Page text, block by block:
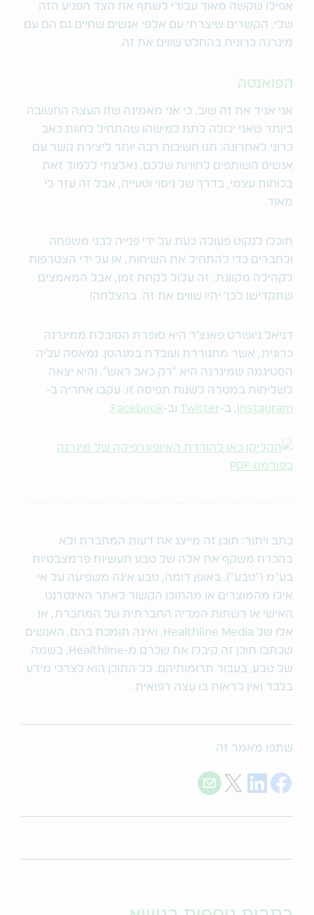
אפילו שקשה מאוד עבורי לשתף את הצד הפגיע הזה
שלי, הקשרים שיצרתי עם אלפי אנשים שחיים גם הם עם
מיגרנה כרונית בהחלט שווים את זה.
הפואנטה
אני אגיד את זה שוב, כי אני מאמינה שזו העצה החשובה
ביותר שאני יכולה לתת למישהו שהתחיל לחוות כאב
כרוני לאחרונה: תנו חשיבות רבה יותר ליצירת קשר עם
אנשים השותפים לחוויות שלכם. נאלצתי ללמוד זאת
בכוחות עצמי, בדרך של ניסוי וטעייה, אבל זה עזר לי
מאוד.
תוכלו לנקוט פעולה כעת על ידי פנייה לבני משפחה
ולחברים כדי להתחיל את השיחות, או על ידי הצטרפות
לקהילה מקוונת. זה עלול לקחת זמן, אבל המאמצים
שתקדישו לכך יהיו שווים את זה. בהצלחה!
דניאל ניופורט פאנצ'ר היא סופרת הסובלת ממיגרנה
כרונית, אשר מתגוררת ועובדת במנהטן. נמאסה עליה
הסטיגמה שמיגרנה היא "רק כאב ראש", והיא יצאה
לשליחות במטרה לשנות תפיסה זו. עקבו אחריה ב-
Instagram , ב-Twitter וב-Facebook
.
כתב ויתור: תוכן זה מייצג את דעות המחברת ולא
בהכרח משקף את אלה של טבע תעשיות פרמצבטיות
בע"מ ("טבע"). באופן דומה, טבע אינה משפיעה על אי
אילו מהמוצרים או מהתוכן הקשור לאתר האינטרנט
האישי או רשתות המדיה החברתית של המחברת, או
אלו של Healthline Media, ואינה תומכת בהם. האנשים
שכתבו תוכן זה קיבלו את שכרם מ-Healthline, בשמה
של טבע‚ בעבור תרומותיהם. כל התוכן הוא לצרכי מידע
בלבד ואין לראות בו עצה רפואית.
שתפו מאמר זה
Share on Facebook
Share on LinkedIn
Share on Twitter
Share with E-mail